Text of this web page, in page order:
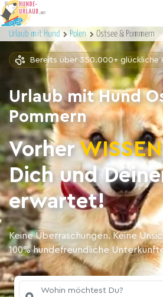
Urlaub mit Hund Polen Ostsee & Pommern
Bereits über 350.000+ glückliche
Urlaub mit Hund
Pommern
VorherWISSEN
Dich und
erwartet!
Keine Überraschungen. Keine
100% hundefreundliche
Wohin möchtest Du?